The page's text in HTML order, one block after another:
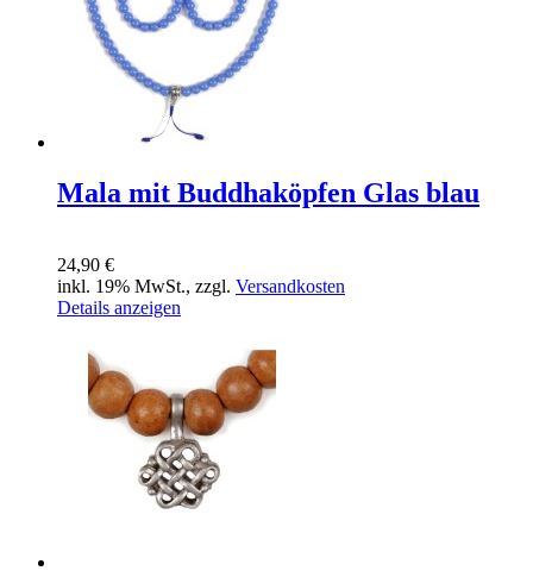
Mala mit Buddhaköpfen Glas blau
24,90 €
inkl. 19% MwSt., zzgl. Versandkosten
Details anzeigen